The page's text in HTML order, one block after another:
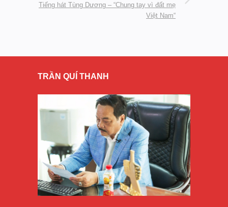
Tiếng hát Tùng Dương – “Chung tay vì đất mẹ
Việt Nam“
TRẦN QUÍ THANH